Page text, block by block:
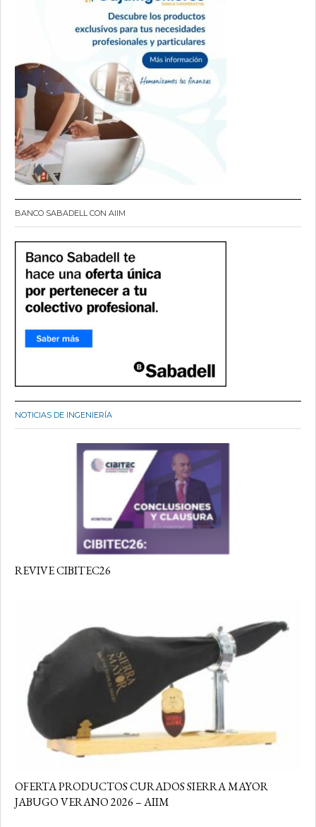
BANCO SABADELL CON AIIM
NOTICIAS DE INGENIERÍA
REVIVE CIBITEC26
OFERTA PRODUCTOS CURADOS SIERRA MAYOR
JABUGO VERANO 2026 – AIIM